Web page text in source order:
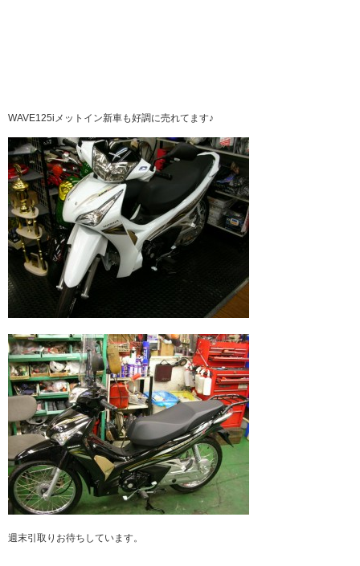
WAVE125iメットイン新車も好調に売れてます♪
週末引取りお待ちしています。